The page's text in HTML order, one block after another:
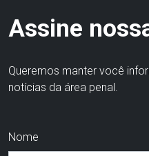
Assine
Queremos manter você
notícias da área penal.
Nome